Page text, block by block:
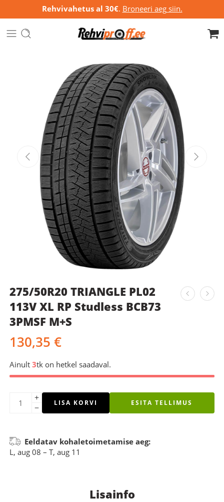
Rehvivahetus al 30€. Broneeri aeg siin.
275/50R20 TRIANGLE PL02
113V XL RP Studless BCB73
3PMSF M+S
130,35 €
Ainult 3tk on hetkel saadaval.
LISA KORVI ESITA TELLIMUS
Eeldatav kohaletoimetamise aeg:
L, aug 08 – T, aug 11
Lisainfo